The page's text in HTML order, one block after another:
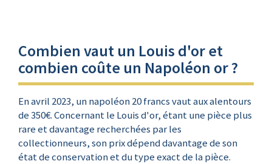
Combien vaut un Louis d'or et
combien coûte un Napoléon or ?
En avril 2023, un napoléon 20 francs vaut aux alentours
de 350€. Concernant le Louis d'or, étant une pièce plus
rare et davantage recherchées par les
collectionneurs, son prix dépend davantage de son
état de conservation et du type exact de la pièce.